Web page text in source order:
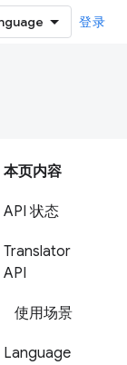
登录
本页内容
API 状态
Translator
API
使用场景
Language